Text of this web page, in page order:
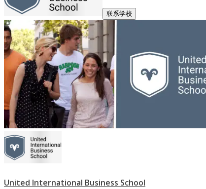
联系学校
United International Business School